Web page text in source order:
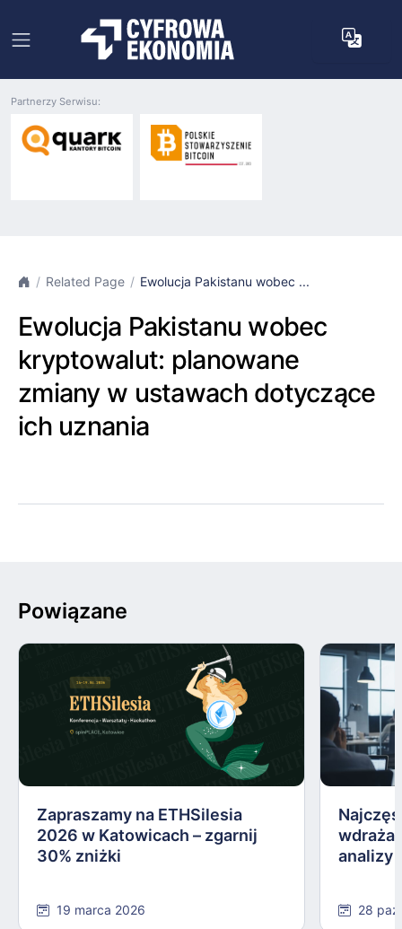
Partnerzy Serwisu:
Related Page Ewolucja Pakistanu wobec ...
Ewolucja Pakistanu wobec
kryptowalut: planowane
zmiany w ustawach dotyczące
ich uznania
Powiązane
Zapraszamy na ETHSilesia
2026 w Katowicach – zgarnij
30% zniżki
19 marca 2026
analizy
28